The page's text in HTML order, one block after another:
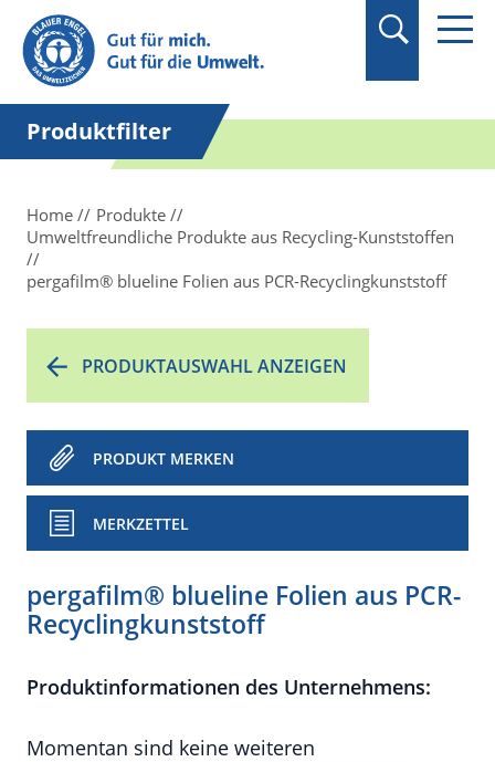
Suchbegriff in
Anführungszeichen
setzen.
Produktfilter
Home
Produkte
Umweltfreundliche Produkte aus Recycling-Kunststoffen
pergafilm® blueline Folien aus PCR-Recyclingkunststoff
PRODUKTAUSWAHL ANZEIGEN
PRODUKT MERKEN
MERKZETTEL
pergafilm® blueline Folien aus PCR-
Recyclingkunststoff
Produktinformationen des Unternehmens:
Momentan sind keine weiteren